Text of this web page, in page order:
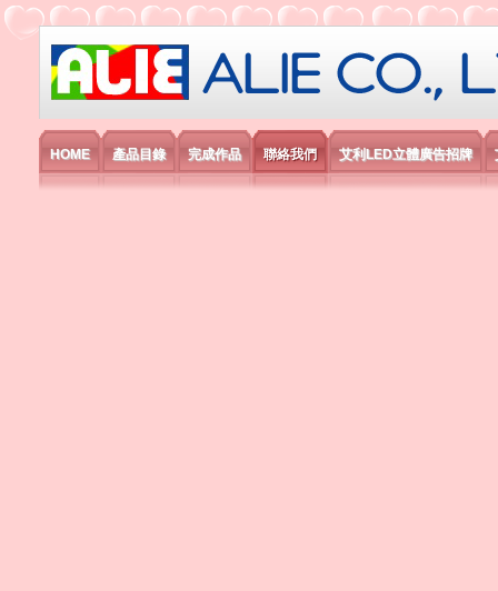
艾利國際電子有限公司
HOME 產品目錄 完成作品 聯絡我們 艾利LED立體廣告招牌